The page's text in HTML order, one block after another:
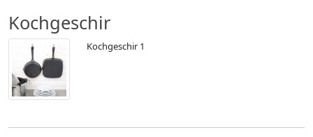
Kochgeschir
Kochgeschir 1